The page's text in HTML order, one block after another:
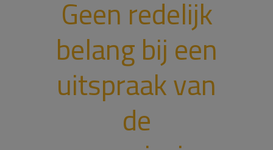
Geen redelijk
belang bij een
uitspraak van
de